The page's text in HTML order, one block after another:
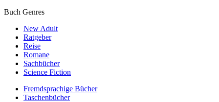
Buch Genres
New Adult
Ratgeber
Reise
Romane
Sachbücher
Science Fiction
Fremdsprachige Bücher
Taschenbücher